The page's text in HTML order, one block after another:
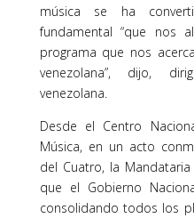
música se ha
fundamental “que nos
programa que nos
venezolana”, dijo,
venezolana.
Desde el Centro
Música, en un acto
del Cuatro, la
que el Gobierno
consolidando todos los